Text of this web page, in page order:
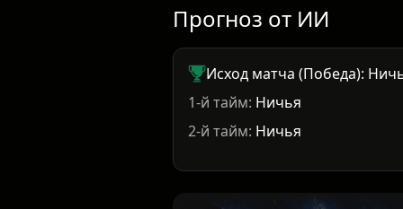
Прогноз от ИИ
Исход матча (Победа):
1-й тайм: Ничья
2-й тайм: Ничья